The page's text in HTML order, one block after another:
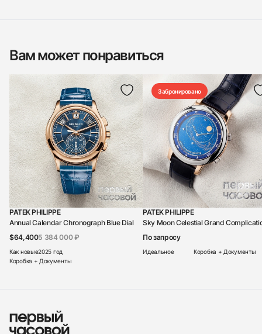
Вам может понравиться
PATEK PHILIPPE
Annual Calendar Chronograph Blue Dial
$64,4005 384 000 ₽
Как новые2025 год
Коробка + Документы
Забронировано
PATEK PHILIPPE
Sky Moon Celestial Grand
По запросу
Идеальное Коробка + Документы